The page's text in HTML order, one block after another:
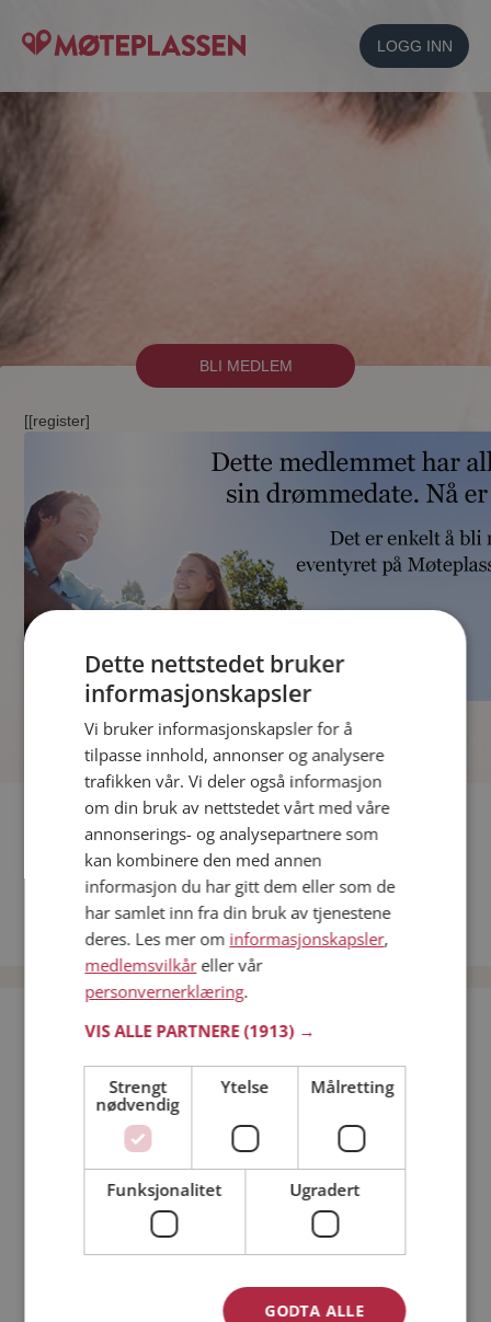
LOGG INN
BLI MEDLEM
[[register]
Fler single
Date menn i Norge
Date kvinner i Norge
Bli medlem gratis!
Jeg er en: Mann Kvinne
Min alder:
Dette nettstedet bruker
informasjonskapsler
Vi bruker informasjonskapsler for å
tilpasse innhold, annonser og analysere
trafikken vår. Vi deler også informasjon
om din bruk av nettstedet vårt med våre
annonserings- og analysepartnere som
kan kombinere den med annen
informasjon du har gitt dem eller som de
har samlet inn fra din bruk av tjenestene
deres. Les mer om informasjonskapsler,
medlemsvilkåreller vår
personvernerklæring.
VIS ALLE PARTNERE(1913) →
Strengt
nødvendig
Ytelse Målretting
Funksjonalitet Ugradert
GODTA ALLE